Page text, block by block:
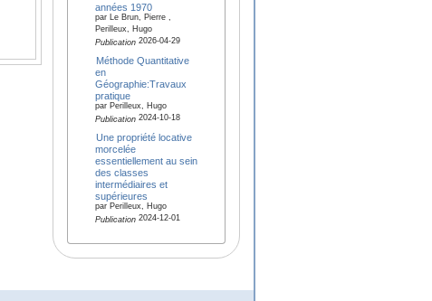
années 1970
par Le Brun, Pierre ,
Perilleux, Hugo
Publication2026-04-29
Méthode Quantitative
en
Géographie:Travaux
pratique
par Perilleux, Hugo
Publication2024-10-18
Une propriété locative
morcelée
essentiellement au sein
des classes
intermédiaires et
supérieures
par Perilleux, Hugo
Publication2024-12-01